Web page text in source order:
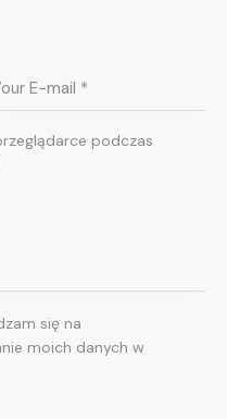
podczas
się na
moich danych w